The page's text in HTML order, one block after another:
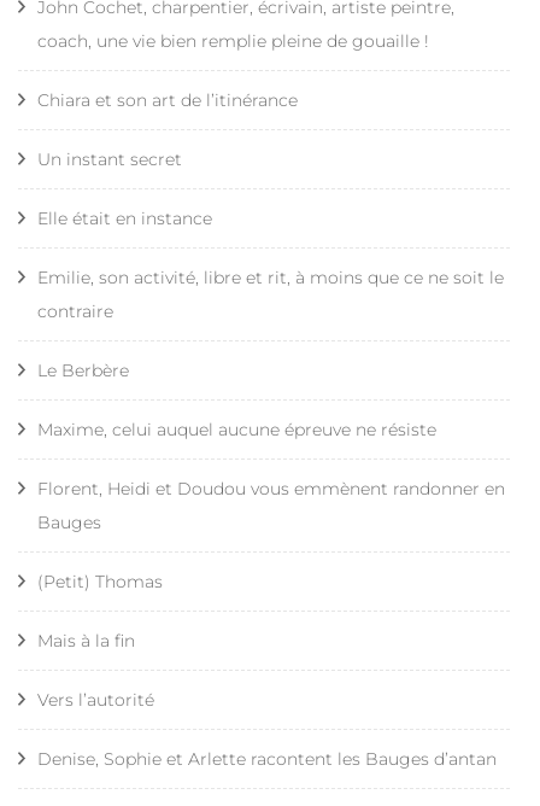
John Cochet, charpentier, écrivain, artiste peintre,
coach, une vie bien remplie pleine de gouaille !
Chiara et son art de l’itinérance
Un instant secret
Elle était en instance
Emilie, son activité, libre et rit, à moins que ce ne soit le
contraire
Le Berbère
Maxime, celui auquel aucune épreuve ne résiste
Florent, Heidi et Doudou vous emmènent randonner en
Bauges
(Petit) Thomas
Mais à la fin
Vers l’autorité
Denise, Sophie et Arlette racontent les Bauges d’antan